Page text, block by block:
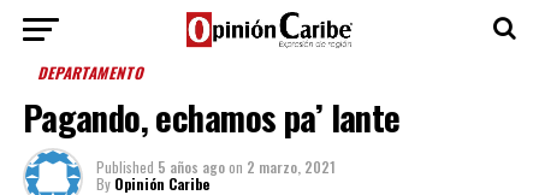
DEPARTAMENTO
Pagando, echamos pa’ lante
Published 5 años agoon 2 marzo, 2021
By Opinión Caribe